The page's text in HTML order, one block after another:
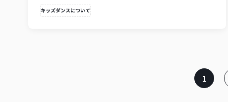
キッズダンスについて
1